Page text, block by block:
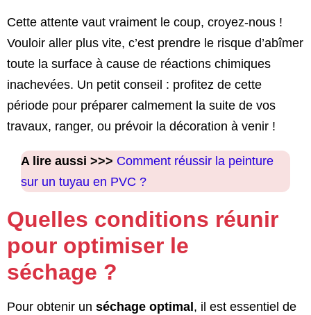
Cette attente vaut vraiment le coup, croyez-nous !
Vouloir aller plus vite, c’est prendre le risque d’abîmer
toute la surface à cause de réactions chimiques
inachevées. Un petit conseil : profitez de cette
période pour préparer calmement la suite de vos
travaux, ranger, ou prévoir la décoration à venir !
A lire aussi >>> Comment réussir la peinture
sur un tuyau en PVC ?
Quelles conditions réunir
pour optimiser le
séchage ?
Pour obtenir un séchage optimal , il est essentiel de